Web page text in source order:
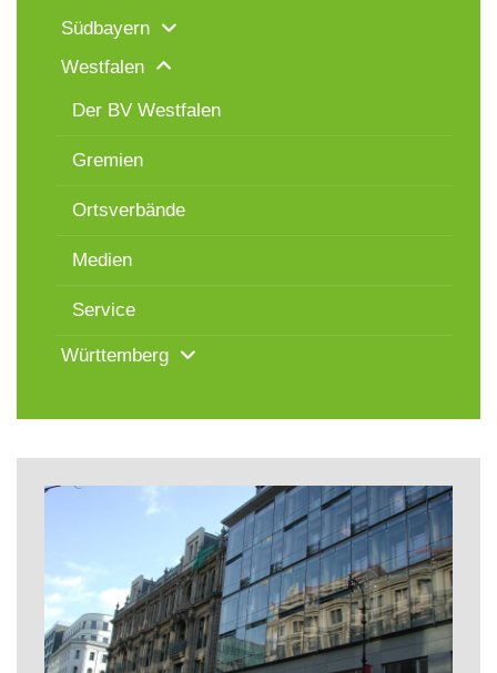
Südbayern
Westfalen
Der BV Westfalen
Gremien
Ortsverbände
Medien
Service
Württemberg